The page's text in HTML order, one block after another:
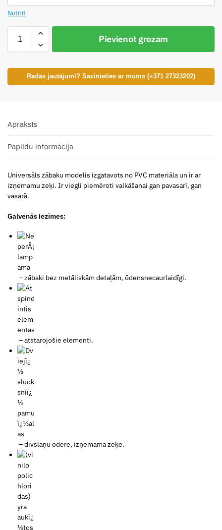
Notīrīt
Pievienot grozam
Radās jautājumi? Sazinieties ar mums (+371 27323202)
Apraksts
Papildu informācija
Universāls zābaku modelis izgatavots no PVC materiāla un ir ar
izņemamu zeķi. Ir viegli piemēroti valkāšanai gan pavasarī, gan
vasarā.
Galvenās iezīmes:
– zābaki bez metāliskām detaļām, ūdensnecaurlaidīgi.
– atstarojošie elementi.
– divslāņu odere, izņemama zeķe.